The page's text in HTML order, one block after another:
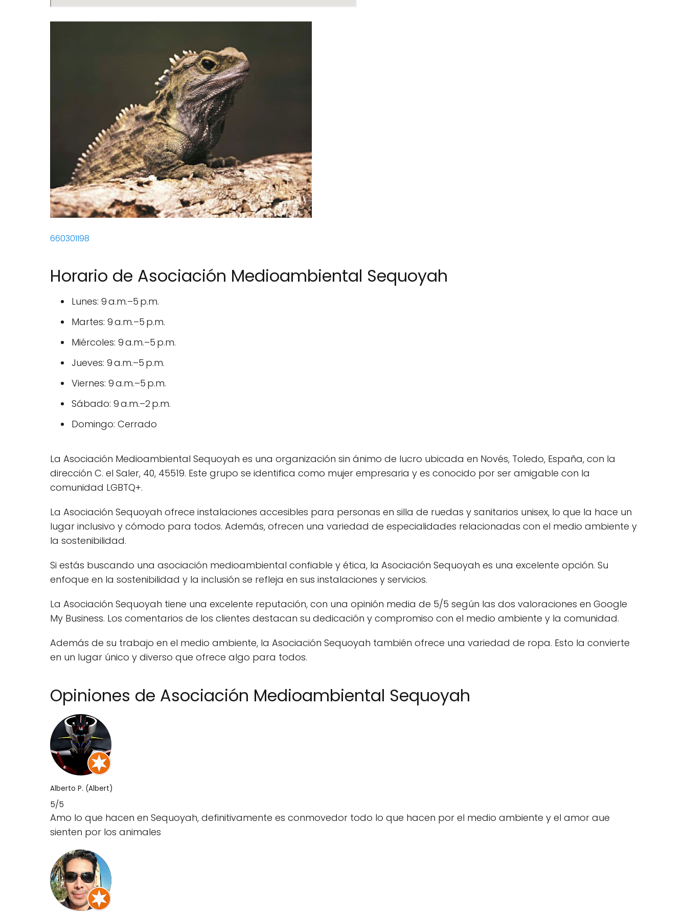
660301198
Horario de Asociación Medioambiental Sequoyah
Lunes: 9 a.m.–5 p.m.
Martes: 9 a.m.–5 p.m.
Miércoles: 9 a.m.–5 p.m.
Jueves: 9 a.m.–5 p.m.
Viernes: 9 a.m.–5 p.m.
Sábado: 9 a.m.–2 p.m.
Domingo: Cerrado
La Asociación Medioambiental Sequoyah es una organización sin ánimo de lucro ubicada en Novés, Toledo, España, con la
dirección C. el Saler, 40, 45519. Este grupo se identifica como mujer empresaria y es conocido por ser amigable con la
comunidad LGBTQ+.
La Asociación Sequoyah ofrece instalaciones accesibles para personas en silla de ruedas y sanitarios unisex, lo que la hace un
lugar inclusivo y cómodo para todos. Además, ofrecen una variedad de especialidades relacionadas con el medio ambiente y
la sostenibilidad.
Si estás buscando una asociación medioambiental confiable y ética, la Asociación Sequoyah es una excelente opción. Su
enfoque en la sostenibilidad y la inclusión se refleja en sus instalaciones y servicios.
La Asociación Sequoyah tiene una excelente reputación, con una opinión media de 5/5 según las dos valoraciones en Google
My Business. Los comentarios de los clientes destacan su dedicación y compromiso con el medio ambiente y la comunidad.
Además de su trabajo en el medio ambiente, la Asociación Sequoyah también ofrece una variedad de ropa. Esto la convierte
en un lugar único y diverso que ofrece algo para todos.
Opiniones de Asociación Medioambiental Sequoyah
Alberto P. (Albert)
5/5
Amo lo que hacen en Sequoyah, definitivamente es conmovedor todo lo que hacen por el medio ambiente y el amor aue
sienten por los animales